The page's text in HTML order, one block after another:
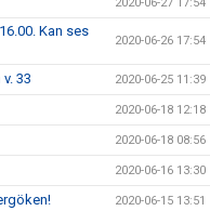
Kan ses
2020-06-26 17:54
33 2020-06-25 11:39
2020-06-18 12:18
2020-06-18 08:56
2020-06-16 13:30
2020-06-15 13:51